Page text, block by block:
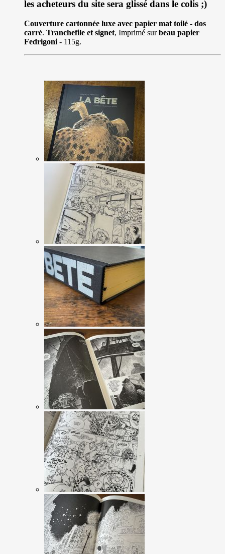
les acheteurs du site sera glissé dans le colis ;)
Couverture cartonnée luxe avec papier mat toilé - dos
carré. Tranchefile et signet, Imprimé surbeau papier
Fedrigoni - 115g.